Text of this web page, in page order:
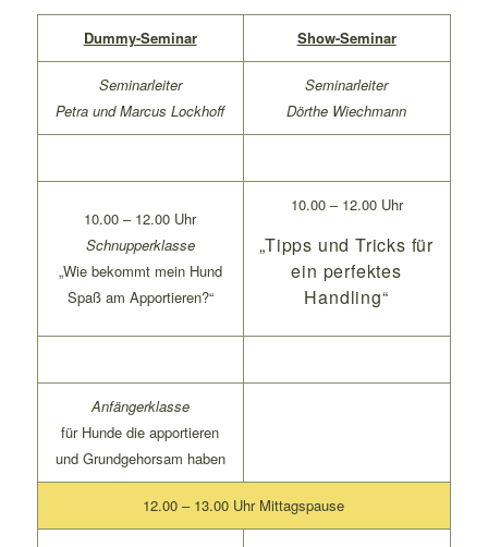
Dummy-Seminar Show-Seminar
Seminarleiter
Petra und Marcus Lockhoff
Seminarleiter
Dörthe Wiechmann
10.00 – 12.00 Uhr
Schnupperklasse
„Wie bekommt mein Hund
Spaß am Apportieren?“
10.00 – 12.00 Uhr
„Tipps und Tricks für
ein perfektes
Handling“
Anfängerklasse
für Hunde die apportieren
und Grundgehorsam haben
12.00 – 13.00 Uhr Mittagspause